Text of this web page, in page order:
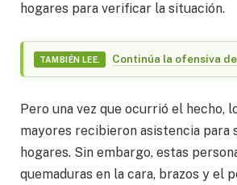
hogares para verificar la situación.
TAMBIÉN LEE. Continúa la ofensiva
Pero una vez que ocurrió el hecho,
mayores recibieron asistencia para
hogares. Sin embargo, estas
quemaduras en la cara, brazos y el